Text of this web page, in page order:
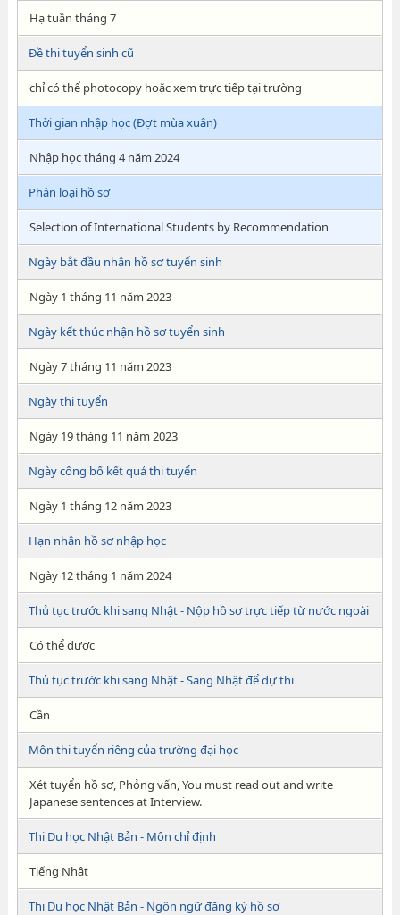
Hạ tuần tháng 7
Đề thi tuyển sinh cũ
chỉ có thể photocopy hoặc xem trực tiếp tại trường
Thời gian nhập học (Đợt mùa xuân)
Nhập học tháng 4 năm 2024
Phân loại hồ sơ
Selection of International Students by Recommendation
Ngày bắt đầu nhận hồ sơ tuyển sinh
Ngày 1 tháng 11 năm 2023
Ngày kết thúc nhận hồ sơ tuyển sinh
Ngày 7 tháng 11 năm 2023
Ngày thi tuyển
Ngày 19 tháng 11 năm 2023
Ngày công bố kết quả thi tuyển
Ngày 1 tháng 12 năm 2023
Hạn nhận hồ sơ nhập học
Ngày 12 tháng 1 năm 2024
Thủ tục trước khi sang Nhật - Nộp hồ sơ trực tiếp từ nước ngoài
Có thể được
Thủ tục trước khi sang Nhật - Sang Nhật để dự thi
Cần
Môn thi tuyển riêng của trường đại học
Xét tuyển hồ sơ, Phỏng vấn, You must read out and write
Japanese sentences at Interview.
Thi Du học Nhật Bản - Môn chỉ định
Tiếng Nhật
Thi Du học Nhật Bản - Ngôn ngữ đăng ký hồ sơ